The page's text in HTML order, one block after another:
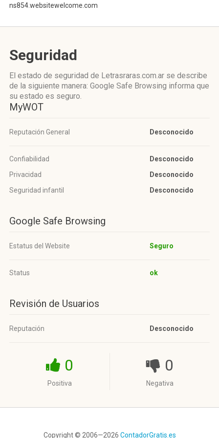
ns854.websitewelcome.com
Seguridad
El estado de seguridad de Letrasraras.com.ar se describe
de la siguiente manera: Google Safe Browsing informa que
su estado es seguro.
MyWOT
Reputación General Desconocido
Confiabilidad
Desconocido
Privacidad
Desconocido
Seguridad infantil
Desconocido
Google Safe Browsing
Estatus del Website Seguro
Status ok
Revisión de Usuarios
Reputación Desconocido
0
Positiva
0
Negativa
Copyright © 2006—2026 ContadorGratis.es